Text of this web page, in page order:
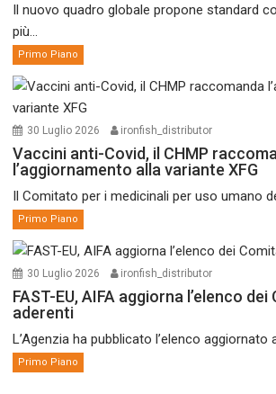
Il nuovo quadro globale propone standard
più...
Primo Piano
30 Luglio 2026 ironfish_distributor
Vaccini anti-Covid, il CHMP
l’aggiornamento alla variante XFG
Il Comitato per i medicinali per uso umano
Primo Piano
30 Luglio 2026 ironfish_distributor
FAST-EU, AIFA aggiorna l’elenco
aderenti
L’Agenzia ha pubblicato l’elenco aggiornato
Primo Piano